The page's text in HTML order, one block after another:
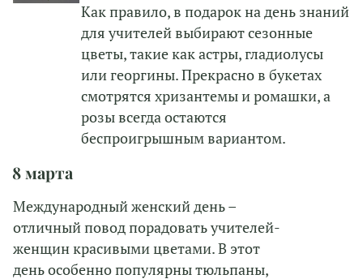
Как правило, в подарок на день знаний
для учителей выбирают сезонные
цветы, такие как астры, гладиолусы
или георгины. Прекрасно в букетах
смотрятся хризантемы и ромашки, а
розы всегда остаются
беспроигрышным вариантом.
8 марта
Международный женский день –
отличный повод порадовать учителей-
женщин красивыми цветами. В этот
день особенно популярны тюльпаны,